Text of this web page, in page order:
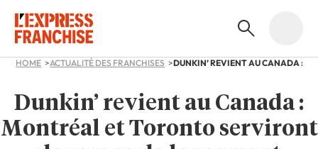
HOME ACTUALITÉ DES FRANCHISES
Dunkin’ revient au Canada :
Montréal et Toronto serviront